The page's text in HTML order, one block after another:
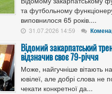
та футбольному
виповнилося 65 років....
31.07.2026 14:59
Відомий закарпатський
відзначив своє 79-річчя
Може, найгучніше вітають на
ювілеї, але добрі слова не
чекати конкретної да...